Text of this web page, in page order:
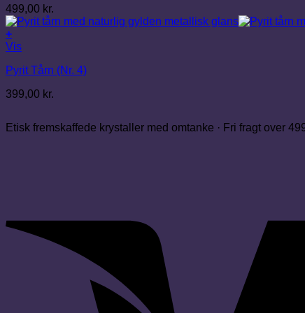
499,00 kr.
+
Vis
Pyrit Tårn (Nr. 4)
399,00 kr.
Etisk fremskaffede krystaller med omtanke · Fri fragt over